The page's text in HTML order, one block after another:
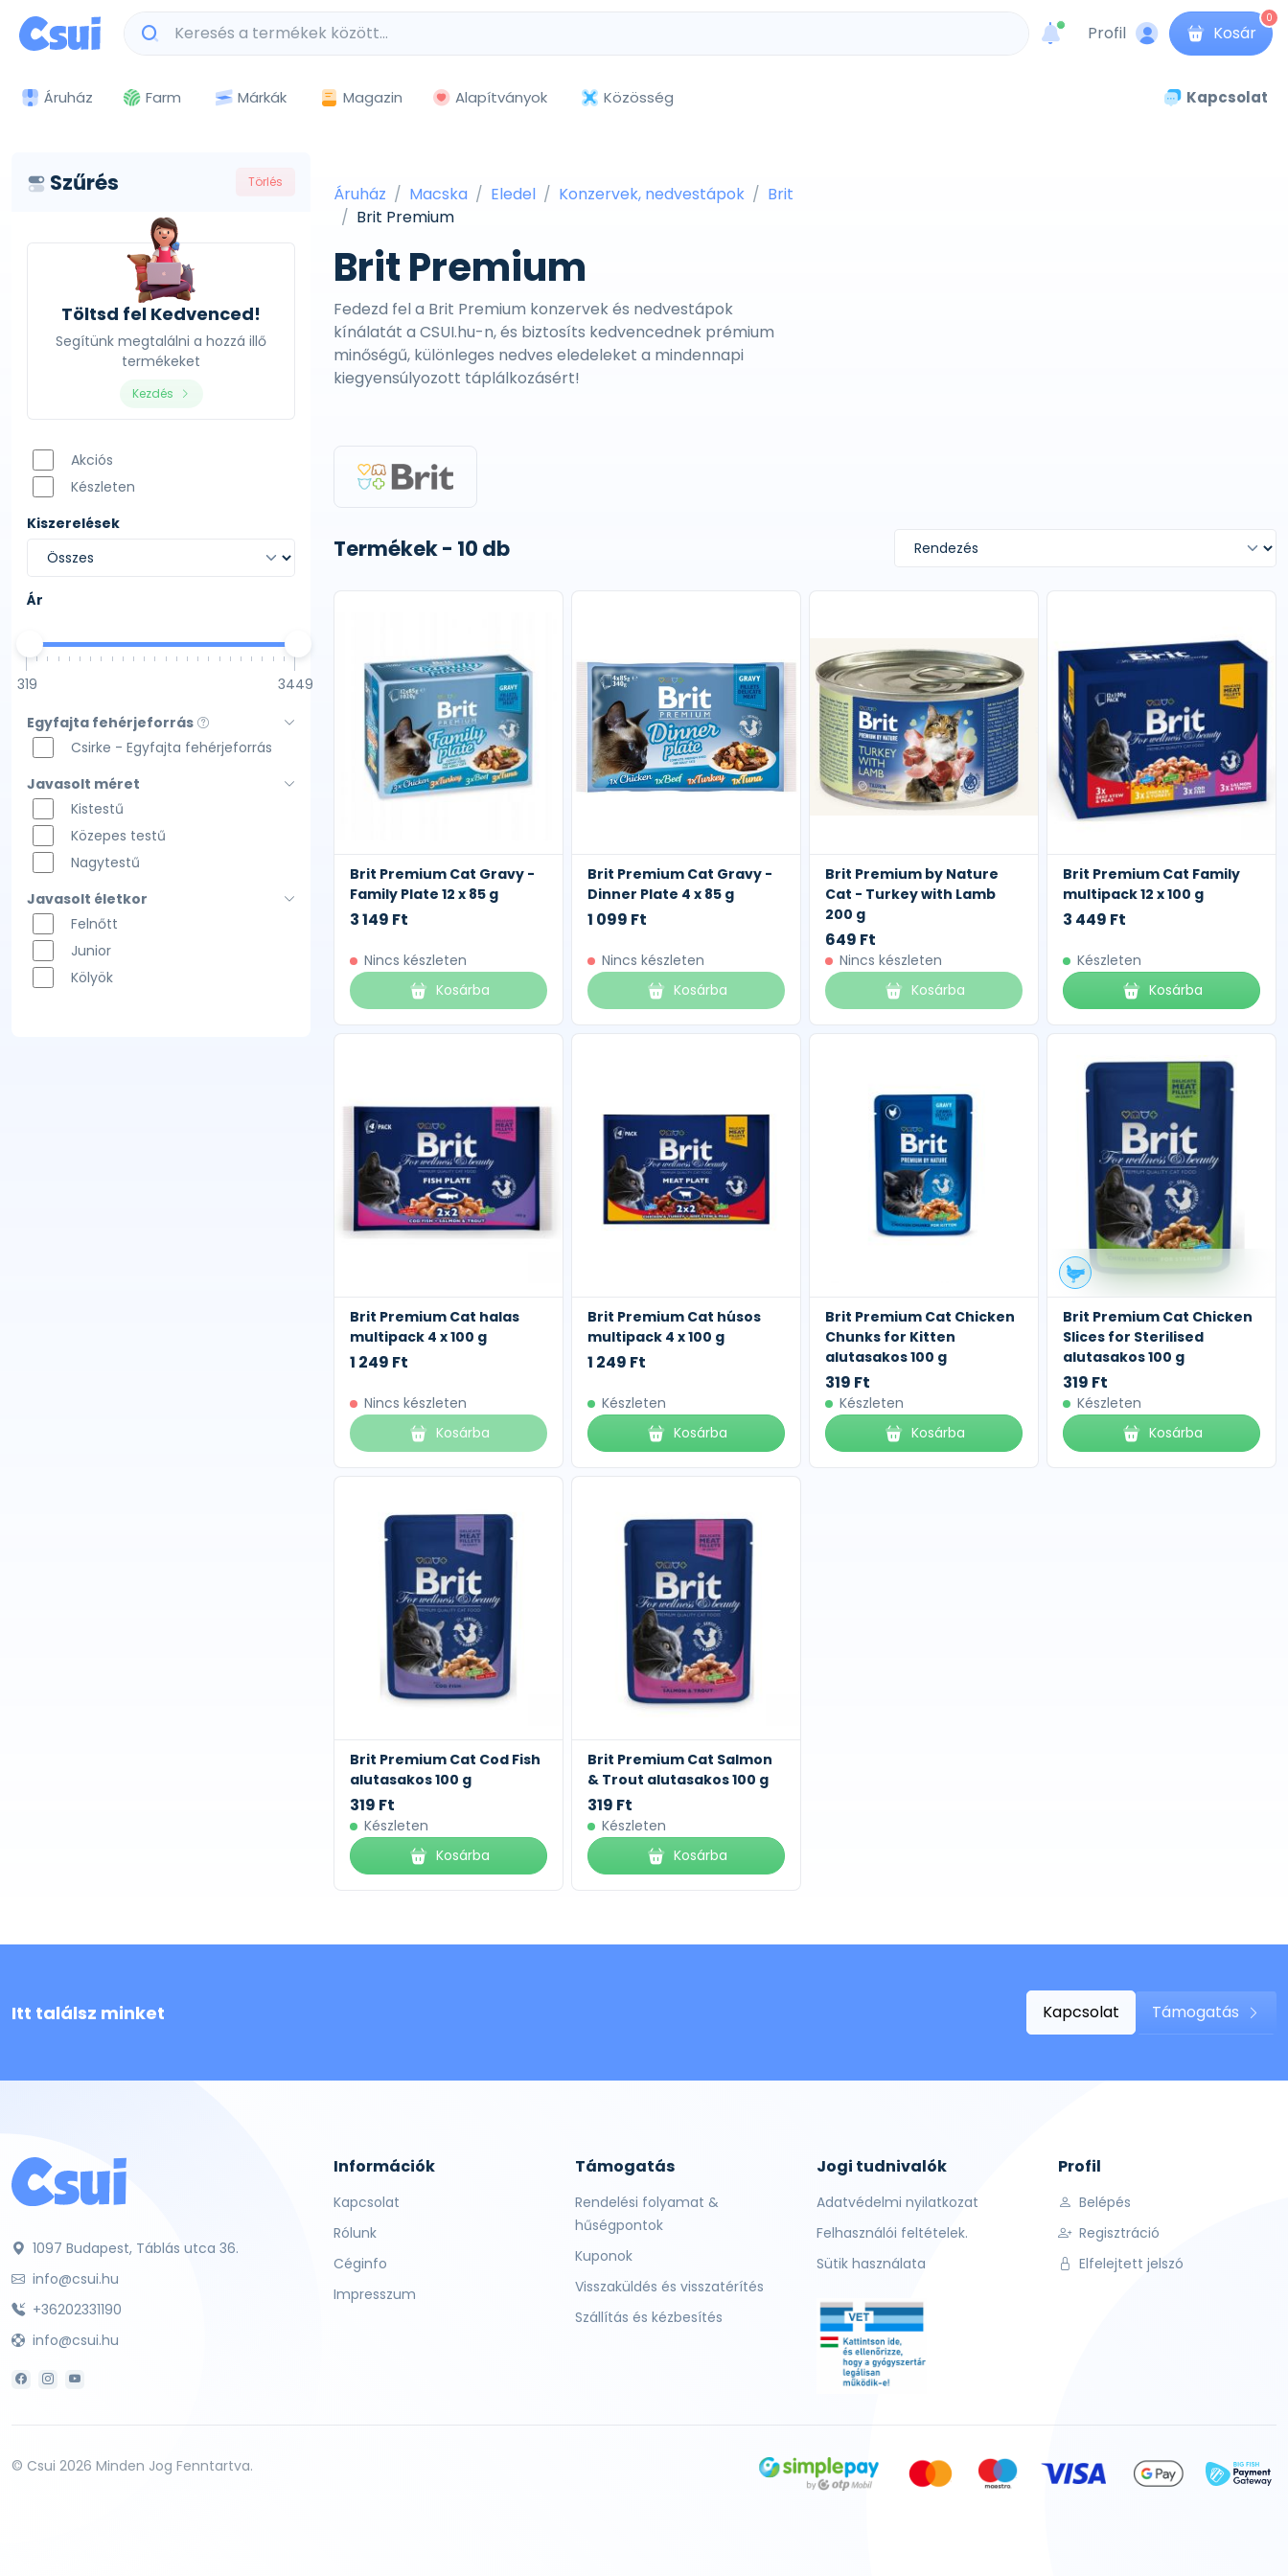
unread messages
Profil Kosár
0
Áruház Farm Márkák Magazin Alapítványok Közösség Kapcsolat
Szűrés Törlés
Töltsd fel Kedvenced!
Segítünk megtalálni a hozzá illő
termékeket
Kezdés
Akciós
Készleten
Kiszerelések
Ár
319 3449
Egyfajta fehérjeforrás
Csirke - Egyfajta fehérjeforrás
Javasolt méret
Kistestű
Közepes testű
Nagytestű
Javasolt életkor
Felnőtt
Junior
Kölyök
Áruház Macska Eledel Konzervek, nedvestápok
Brit
Brit Premium
Brit Premium
Fedezd fel a Brit Premium konzervek és nedvestápok
kínálatát a CSUI.hu-n, és biztosíts kedvencednek prémium
minőségű, különleges nedves eledeleket a mindennapi
kiegyensúlyozott táplálkozásért!
Termékek - 10 db
Brit Premium Cat Gravy -
Family Plate 12 x 85 g
3 149 Ft
Nincs készleten
Kosárba
Brit Premium Cat Gravy -
Dinner Plate 4 x 85 g
1 099 Ft
Nincs készleten
Kosárba
Brit Premium by Nature
Cat - Turkey with Lamb
200 g
649 Ft
Nincs készleten
Kosárba
Brit Premium Cat Family
multipack 12 x 100 g
3 449 Ft
Készleten
Kosárba
Brit Premium Cat halas
multipack 4 x 100 g
1 249 Ft
Nincs készleten
Kosárba
Brit Premium Cat húsos
multipack 4 x 100 g
1 249 Ft
Készleten
Kosárba
Brit Premium Cat Chicken
Chunks for Kitten
alutasakos 100 g
319 Ft
Készleten
Kosárba
Brit Premium Cat Chicken
Slices for Sterilised
alutasakos 100 g
319 Ft
Készleten
Kosárba
Brit Premium Cat Cod Fish
alutasakos 100 g
319 Ft
Készleten
Kosárba
Brit Premium Cat Salmon
& Trout alutasakos 100 g
319 Ft
Készleten
Kosárba
Itt találsz minket Kapcsolat Támogatás
1097 Budapest, Táblás utca 36.
info@csui.hu
+36202331190
info@csui.hu
Információk
Kapcsolat
Rólunk
Céginfo
Impresszum
Támogatás
Rendelési folyamat &
hűségpontok
Kuponok
Visszaküldés és visszatérítés
Szállítás és kézbesítés
Jogi tudnivalók
Adatvédelmi nyilatkozat
Felhasználói feltételek.
Sütik használata
Profil
Belépés
Regisztráció
Elfelejtett jelszó
© Csui 2026 Minden Jog Fenntartva.